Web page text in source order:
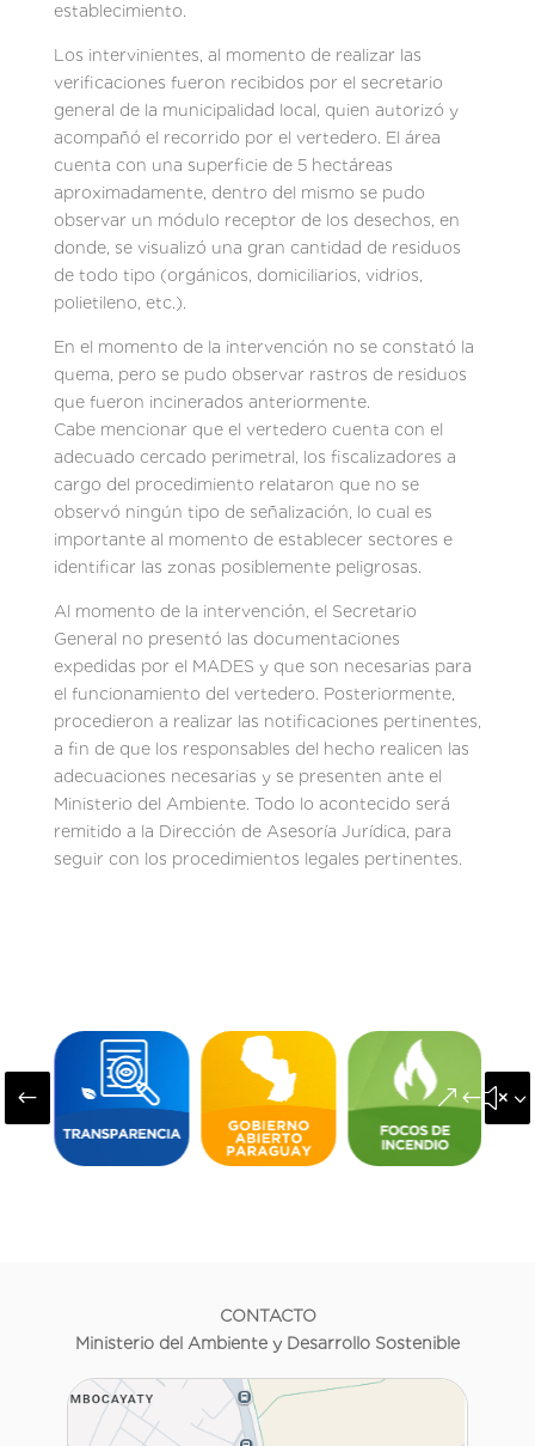
establecimiento.
Los intervinientes, al momento de realizar las
verificaciones fueron recibidos por el secretario
general de la municipalidad local, quien autorizó y
acompañó el recorrido por el vertedero. El área
cuenta con una superficie de 5 hectáreas
aproximadamente, dentro del mismo se pudo
observar un módulo receptor de los desechos, en
donde, se visualizó una gran cantidad de residuos
de todo tipo (orgánicos, domiciliarios, vidrios,
polietileno, etc.).
En el momento de la intervención no se constató la
quema, pero se pudo observar rastros de residuos
que fueron incinerados anteriormente.
Cabe mencionar que el vertedero cuenta con el
adecuado cercado perimetral, los fiscalizadores a
cargo del procedimiento relataron que no se
observó ningún tipo de señalización, lo cual es
importante al momento de establecer sectores e
identificar las zonas posiblemente peligrosas.
Al momento de la intervención, el Secretario
General no presentó las documentaciones
expedidas por el MADES y que son necesarias para
el funcionamiento del vertedero. Posteriormente,
procedieron a realizar las notificaciones pertinentes,
a fin de que los responsables del hecho realicen las
adecuaciones necesarias y se presenten ante el
Ministerio del Ambiente. Todo lo acontecido será
remitido a la Dirección de Asesoría Jurídica, para
seguir con los procedimientos legales pertinentes.
#
CONTACTO
Ministerio del Ambiente y Desarrollo Sostenible